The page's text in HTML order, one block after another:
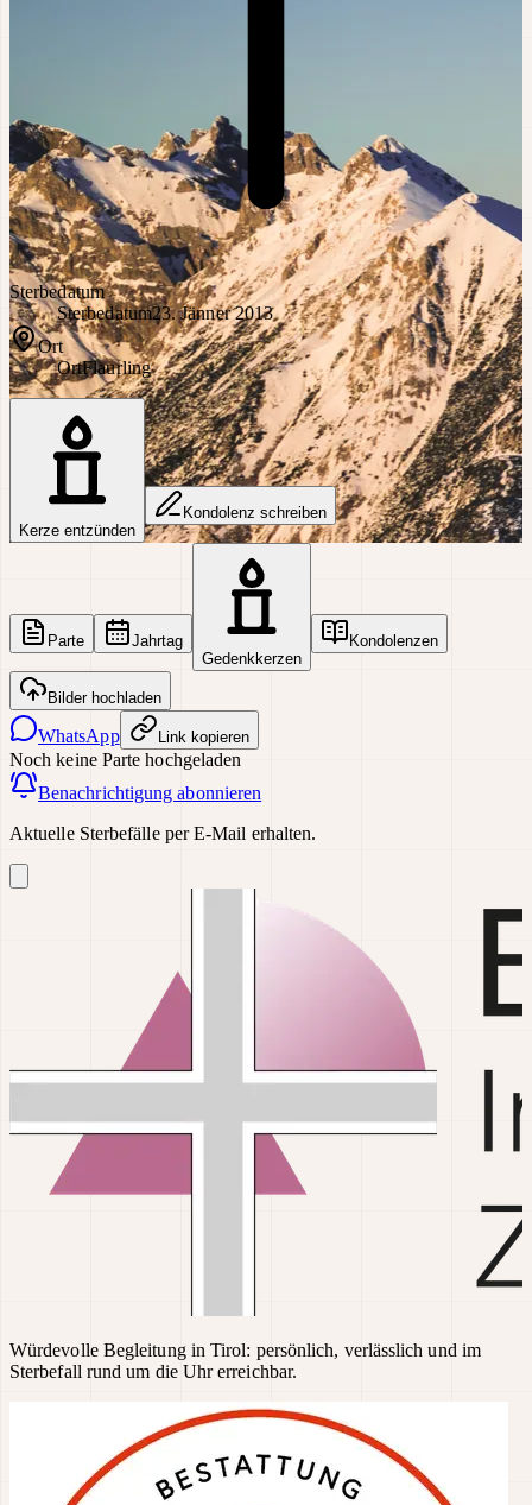
Sterbedatum
Sterbedatum23. Jänner 2013
Ort
OrtFlaurling
Kerze entzünden
Kondolenz schreiben
Parte
Jahrtag
Gedenkkerzen
Kondolenzen
Bilder hochladen
WhatsApp Link kopieren
Noch keine Parte hochgeladen
Benachrichtigung abonnieren
Aktuelle Sterbefälle per E-Mail erhalten.
Würdevolle Begleitung in Tirol: persönlich, verlässlich und im
Sterbefall rund um die Uhr erreichbar.